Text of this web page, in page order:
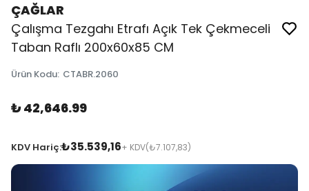
ÇAĞLAR
Çalışma Tezgahı Etrafı Açık Tek Çekmeceli
Taban Raflı 200x60x85 CM
Ürün Kodu: CTABR.2060
₺ 42,646.99
KDV Hariç:₺35.539,16+ KDV(₺7.107,83)